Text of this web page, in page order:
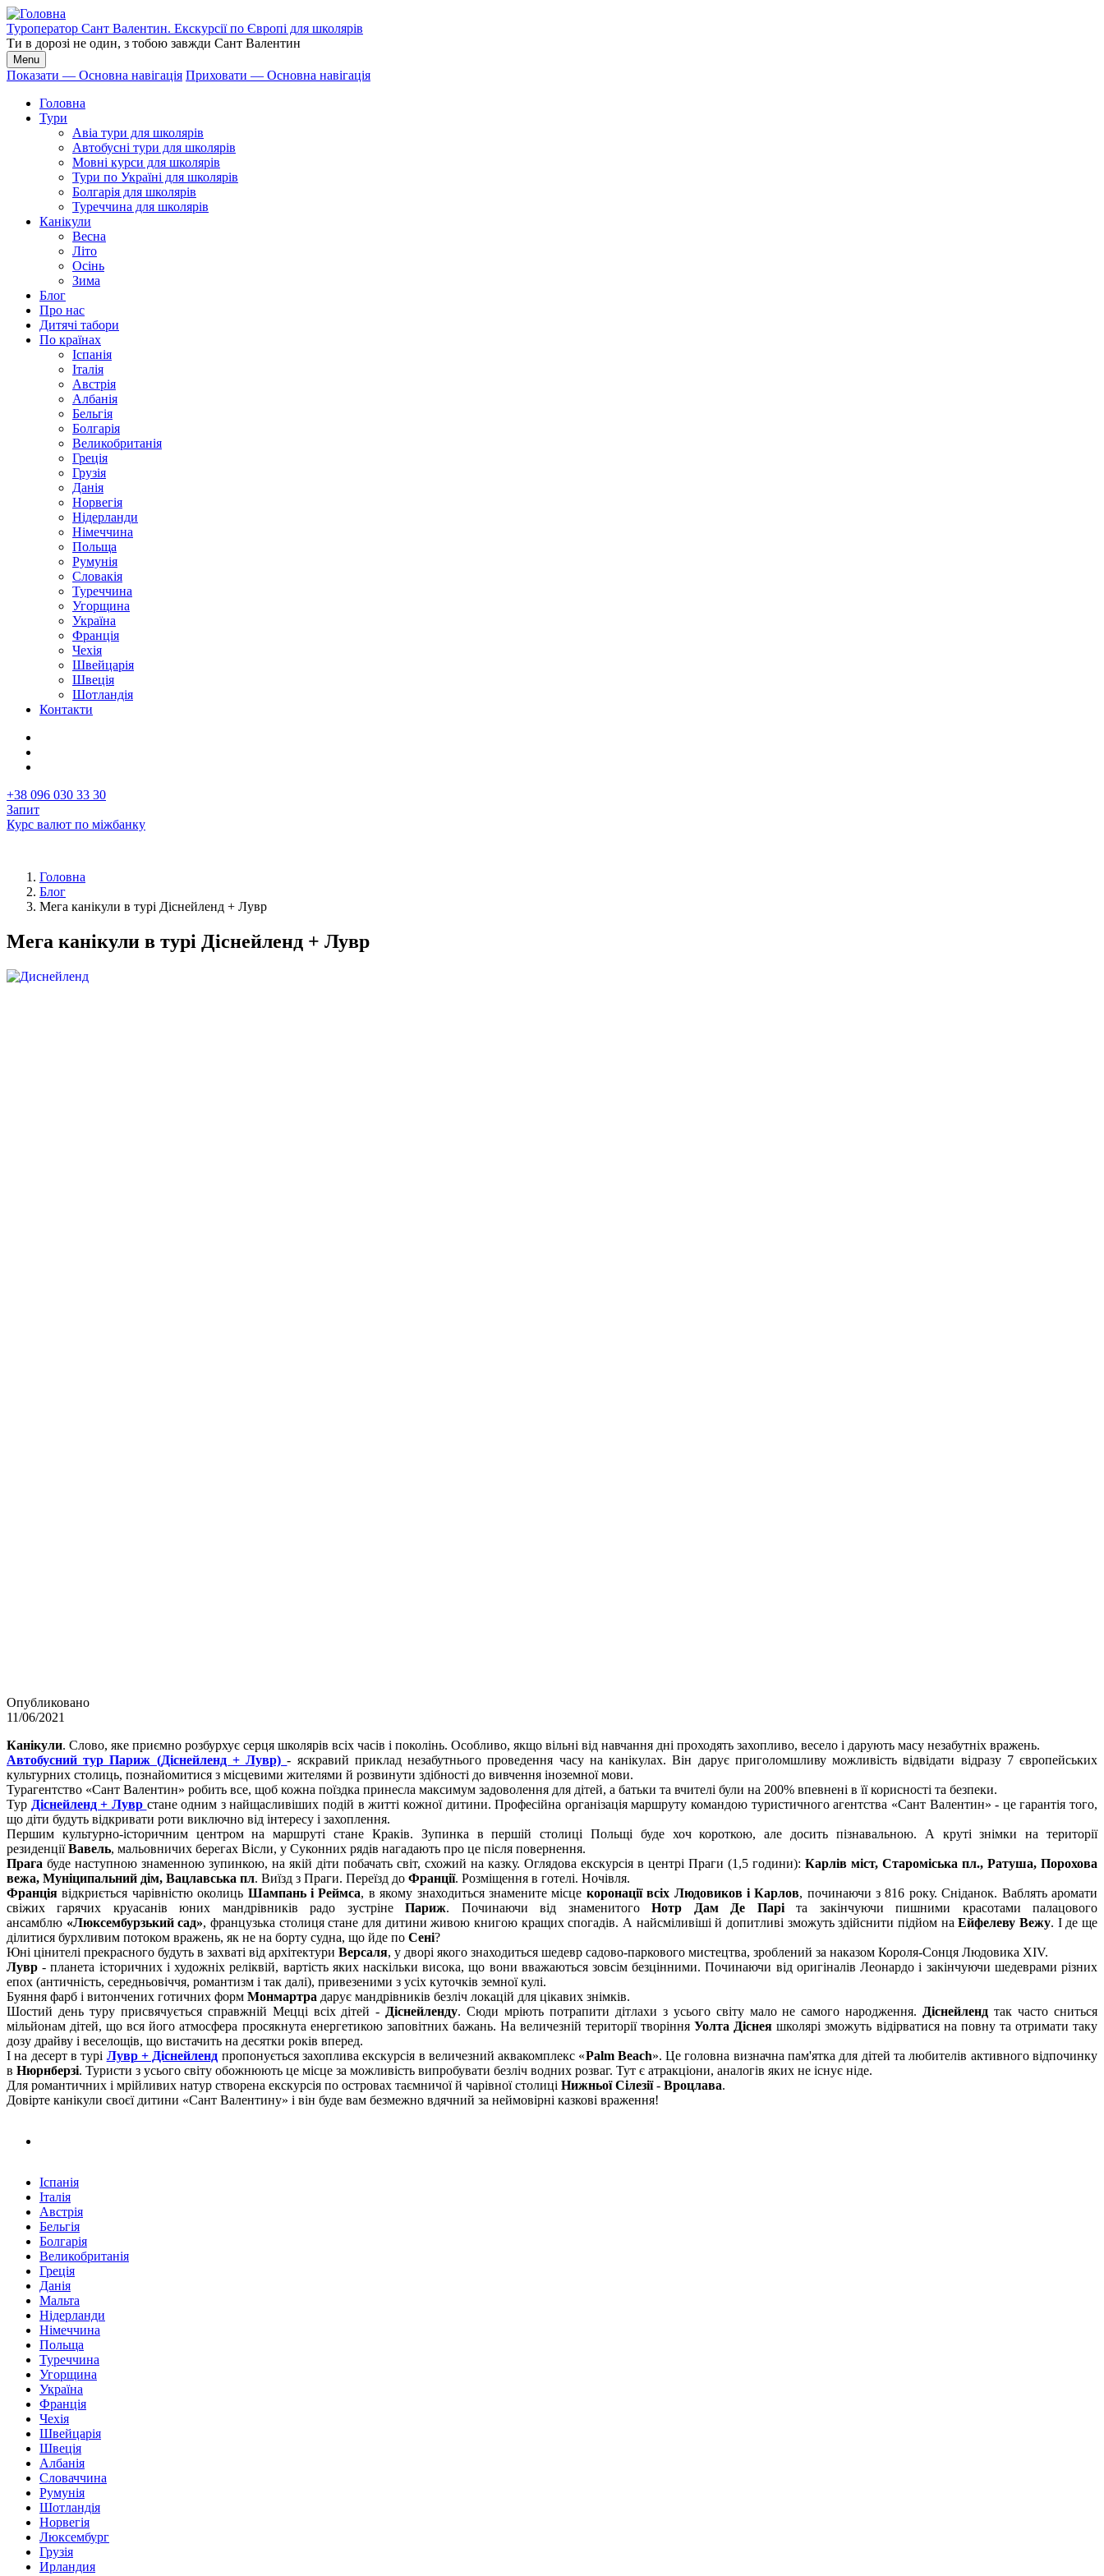
Перейти
до
основного
вмісту
Туроператор Сант Валентин. Екскурсії по Європі для школярів
Ти в дорозі не один, з тобою завжди Сант Валентин
Menu
Основна
навігація
Показати — Основна навігація Приховати — Основна навігація
Головна
Тури
Авіа тури для школярів
Автобусні тури для школярів
Мовні курси для школярів
Тури по Україні для школярів
Болгарія для школярів
Туреччина для школярів
Канікули
Весна
Літо
Осінь
Зима
Блог
Про нас
Дитячі табори
По країнах
Іспанія
Італія
Австрія
Албанія
Бельгія
Болгарія
Великобританія
Греція
Грузія
Данія
Норвегія
Нідерланди
Німеччина
Польща
Румунія
Словакія
Туреччина
Угорщина
Україна
Франція
Чехія
Швейцарія
Швеція
Шотландія
Контакти
+38 096 030 33 30
Запит
Курс валют по міжбанку
Рядок
Головна
Блог
Мега канікули в турі Діснейленд + Лувр
Мега канікули в турі Діснейленд + Лувр
Перша
Image
Опубликовано
11/06/2021
Канікули. Слово, яке приємно розбурхує серця школярів всіх часів і поколінь. Особливо, якщо вільні від навчання дні проходять захопливо, весело і дарують масу незабутніх вражень.
Автобусний тур Париж (Діснейленд + Лувр)- яскравий приклад незабутнього проведення часу на канікулах. Він дарує приголомшливу можливість відвідати відразу 7 європейських
культурних столиць, познайомитися з місцевими жителями й розвинути здібності до вивчення іноземної мови.
Турагентство «Сант Валентин» робить все, щоб кожна поїздка принесла максимум задоволення для дітей, а батьки та вчителі були на 200% впевнені в її корисності та безпеки.
Тур Діснейленд + Лувр стане одним з найщасливіших подій в житті кожної дитини. Професійна організація маршруту командою туристичного агентства «Сант Валентин» - це гарантія того,
що діти будуть відкривати роти виключно від інтересу і захоплення.
Першим культурно-історичним центром на маршруті стане Краків. Зупинка в першій столиці Польщі буде хоч короткою, але досить пізнавальною. А круті знімки на території
резиденціїВавель, мальовничих берегах Вісли, у Суконних рядів нагадають про це після повернення.
Прага буде наступною знаменною зупинкою, на якій діти побачать світ, схожий на казку. Оглядова екскурсія в центрі Праги (1,5 години): Карлів міст, Староміська пл., Ратуша, Порохова
вежа, Муніципальний дім, Вацлавська пл. Виїзд з Праги. Переїзд до Франції. Розміщення в готелі. Ночівля.
Франція відкриється чарівністю околиць Шампань і Реймса, в якому знаходиться знамените місце коронації всіх Людовиков і Карлов, починаючи з 816 року. Сніданок. Ваблять аромати
свіжих гарячих круасанів юних мандрівників радо зустрінеПариж. Починаючи від знаменитогоНотр Дам Де Паріта закінчуючи пишними красотами палацового
ансамблю «Люксембурзький сад», французька столиця стане для дитини живою книгою кращих спогадів. А найсміливіші й допитливі зможуть здійснити підйом наЕйфелеву Вежу. І де ще
ділитися бурхливим потоком вражень, як не на борту судна, що йде по Сені?
Юні цінителі прекрасного будуть в захваті від архітектури Версаля, у дворі якого знаходиться шедевр садово-паркового мистецтва, зроблений за наказом Короля-Сонця Людовика XIV.
Лувр- планета історичних і художніх реліквій, вартість яких наскільки висока, що вони вважаються зовсім безцінними. Починаючи від оригіналів Леонардо і закінчуючи шедеврами різних
епох (античність, середньовіччя, романтизм і так далі), привезеними з усіх куточків земної кулі.
Буяння фарб і витончених готичних форм Монмартра дарує мандрівників безліч локацій для цікавих знімків.
Шостий день туру присвячується справжній Мецці всіх дітей - Діснейленду. Сюди мріють потрапити дітлахи з усього світу мало не самого народження. Діснейленд так часто сниться
мільйонам дітей, що вся його атмосфера просякнута енергетикою заповітних бажань. На величезній території творінняУолта Діснея школярі зможуть відірватися на повну та отримати таку
дозу драйву і веселощів, що вистачить на десятки років вперед.
І на десерт в турі Лувр + Діснейленд пропонується захоплива екскурсія в величезний аквакомплекс «Palm Beach». Це головна визначна пам'ятка для дітей та любителів активного відпочинку
в Нюрнберзі. Туристи з усього світу обожнюють це місце за можливість випробувати безліч водних розваг. Тут є атракціони, аналогів яких не існує ніде.
Для романтичних і мрійливих натур створена екскурсія по островах таємничої й чарівної столиці Нижньої Сілезії- Вроцлава.
Довірте канікули своєї дитини «Сант Валентину» і він буде вам безмежно вдячний за неймовірні казкові враження!
Іспанія
Італія
Австрія
Бельгія
Болгарія
Великобританія
Греція
Данія
Мальта
Нідерланди
Німеччина
Польща
Туреччина
Угорщина
Україна
Франція
Чехія
Швейцарія
Швеція
Албанія
Словаччина
Румунія
Шотландія
Норвегія
Люксембург
Грузія
Ирландия